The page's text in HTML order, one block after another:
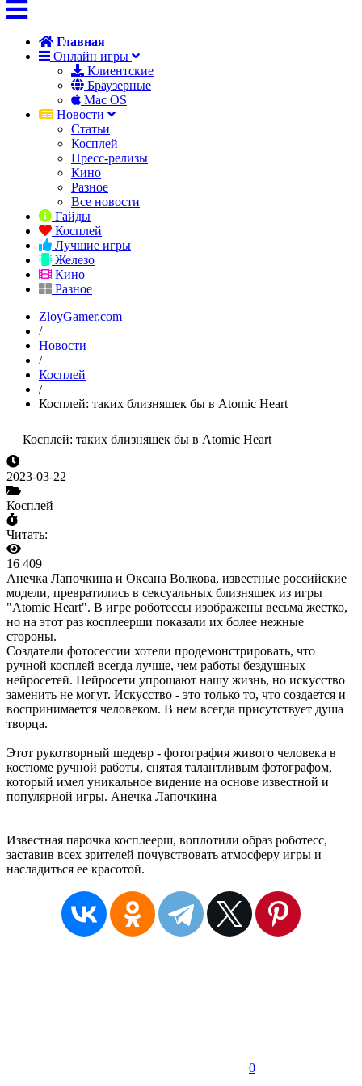
Главная
Онлайн игры
Клиентские
Браузерные
Mac OS
Новости
Статьи
Косплей
Пресс-релизы
Кино
Разное
Все новости
Гайды
Косплей
Лучшие игры
Железо
Кино
Разное
ZloyGamer.com
/
Новости
/
Косплей
/
Косплей: таких близняшек бы в Atomic Heart
Косплей: таких близняшек бы в Atomic Heart
2023-03-22
Косплей
Читать:
16 409
Анечка Лапочкина и Оксана Волкова, известные российские
модели, превратились в сексуальных близняшек из игры
"Atomic Heart". В игре роботессы изображены весьма жестко,
но на этот раз косплеерши показали их более нежные
стороны.
Создатели фотосессии хотели продемонстрировать, что
ручной косплей всегда лучше, чем работы бездушных
нейросетей. Нейросети упрощают нашу жизнь, но искусство
заменить не могут. Искусство - это только то, что создается и
воспринимается человеком. В нем всегда присутствует душа
творца.
Этот рукотворный шедевр - фотография живого человека в
костюме ручной работы, снятая талантливым фотографом,
который имел уникальное видение на основе известной и
популярной игры. Анечка Лапочкина
Известная парочка косплеерш, воплотили образ роботесс,
заставив всех зрителей почувствовать атмосферу игры и
насладиться ее красотой.
0